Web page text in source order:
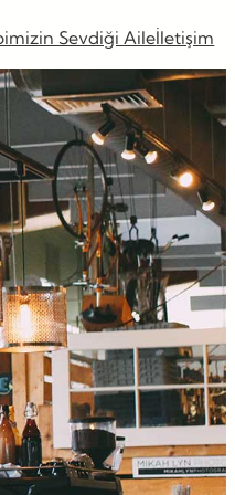
Sevdiği Aileİletişim